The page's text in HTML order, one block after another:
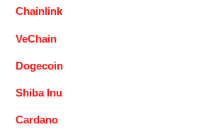
Chainlink
VeChain
Dogecoin
Shiba Inu
Cardano